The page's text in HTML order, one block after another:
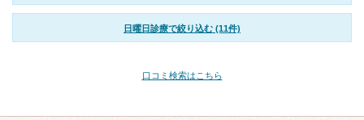
日曜日診療で絞り込む (11件)
口コミ検索はこちら